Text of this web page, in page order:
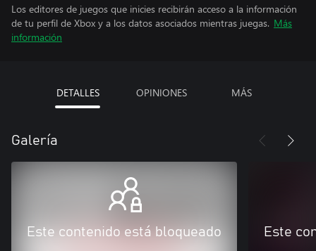
Los editores de juegos que inicies recibirán acceso a la información
de tu perfil de Xbox y a los datos asociados mientras juegas. Más
información
DETALLES OPINIONES MÁS
Galería
Este contenido está bloqueado Este